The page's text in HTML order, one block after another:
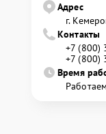
Адрес
г.
Контакты
+7 (800)
+7 (800)
Время